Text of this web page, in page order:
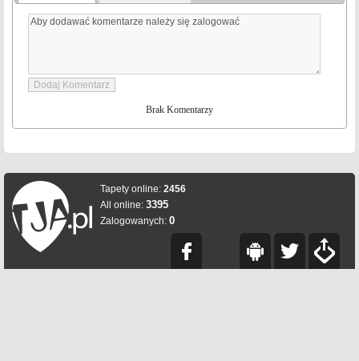
Brak Komentarzy
Tapety online: 2456
All online: 3395
Zalogowanych: 0